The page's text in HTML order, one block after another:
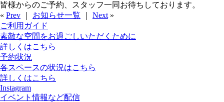
皆様からのご予約、スタッフ一同お待ちしております。
« Prev お知らせ一覧 Next »
ご利用ガイド
素敵な空間をお過ごしいただくために
詳しくはこちら
予約状況
各スペースの状況はこちら
詳しくはこちら
Instagram
イベント情報など配信